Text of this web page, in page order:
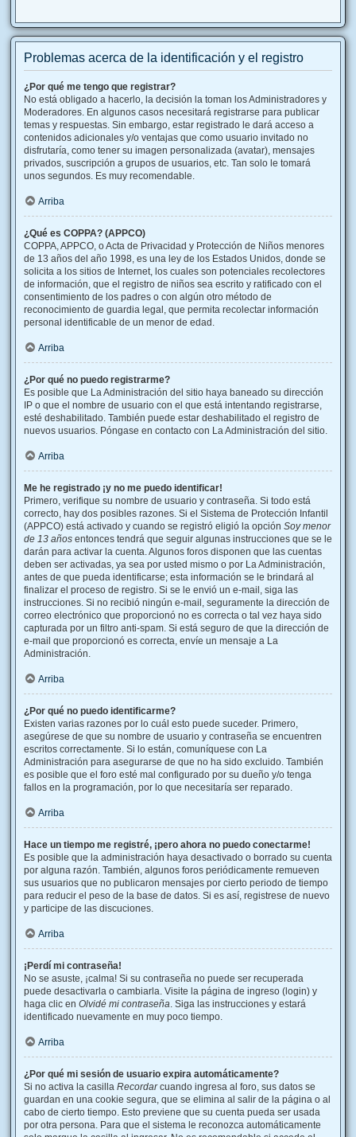
Problemas acerca de la identificación y el registro
¿Por qué me tengo que registrar?
No está obligado a hacerlo, la decisión la toman los Administradores y
Moderadores. En algunos casos necesitará registrarse para publicar
temas y respuestas. Sin embargo, estar registrado le dará acceso a
contenidos adicionales y/o ventajas que como usuario invitado no
disfrutaría, como tener su imagen personalizada (avatar), mensajes
privados, suscripción a grupos de usuarios, etc. Tan solo le tomará
unos segundos. Es muy recomendable.
Arriba
¿Qué es COPPA? (APPCO)
COPPA, APPCO, o Acta de Privacidad y Protección de Niños menores
de 13 años del año 1998, es una ley de los Estados Unidos, donde se
solicita a los sitios de Internet, los cuales son potenciales recolectores
de información, que el registro de niños sea escrito y ratificado con el
consentimiento de los padres o con algún otro método de
reconocimiento de guardia legal, que permita recolectar información
personal identificable de un menor de edad.
Arriba
¿Por qué no puedo registrarme?
Es posible que La Administración del sitio haya baneado su dirección
IP o que el nombre de usuario con el que está intentando registrarse,
esté deshabilitado. También puede estar deshabilitado el registro de
nuevos usuarios. Póngase en contacto con La Administración del sitio.
Arriba
Me he registrado ¡y no me puedo identificar!
Primero, verifique su nombre de usuario y contraseña. Si todo está
correcto, hay dos posibles razones. Si el Sistema de Protección Infantil
(APPCO) está activado y cuando se registró eligió la opción Soy menor
de 13 años entonces tendrá que seguir algunas instrucciones que se le
darán para activar la cuenta. Algunos foros disponen que las cuentas
deben ser activadas, ya sea por usted mismo o por La Administración,
antes de que pueda identificarse; esta información se le brindará al
finalizar el proceso de registro. Si se le envió un e-mail, siga las
instrucciones. Si no recibió ningún e-mail, seguramente la dirección de
correo electrónico que proporcionó no es correcta o tal vez haya sido
capturada por un filtro anti-spam. Si está seguro de que la dirección de
e-mail que proporcionó es correcta, envíe un mensaje a La
Administración.
Arriba
¿Por qué no puedo identificarme?
Existen varias razones por lo cuál esto puede suceder. Primero,
asegúrese de que su nombre de usuario y contraseña se encuentren
escritos correctamente. Si lo están, comuníquese con La
Administración para asegurarse de que no ha sido excluido. También
es posible que el foro esté mal configurado por su dueño y/o tenga
fallos en la programación, por lo que necesitaría ser reparado.
Arriba
Hace un tiempo me registré, ¡pero ahora no puedo conectarme!
Es posible que la administración haya desactivado o borrado su cuenta
por alguna razón. También, algunos foros periódicamente remueven
sus usuarios que no publicaron mensajes por cierto periodo de tiempo
para reducir el peso de la base de datos. Si es así, registrese de nuevo
y participe de las discuciones.
Arriba
¡Perdí mi contraseña!
No se asuste, ¡calma! Si su contraseña no puede ser recuperada
puede desactivarla o cambiarla. Visite la página de ingreso (login) y
haga clic en Olvidé mi contraseña. Siga las instrucciones y estará
identificado nuevamente en muy poco tiempo.
Arriba
¿Por qué mi sesión de usuario expira automáticamente?
Si no activa la casilla Recordarcuando ingresa al foro, sus datos se
guardan en una cookie segura, que se elimina al salir de la página o al
cabo de cierto tiempo. Esto previene que su cuenta pueda ser usada
por otra persona. Para que el sistema le reconozca automáticamente